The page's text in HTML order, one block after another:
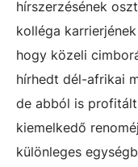
hírszerzésének
kolléga
hogy közeli
hírhedt dél-afrikai
de abból is
kiemelkedő
különleges